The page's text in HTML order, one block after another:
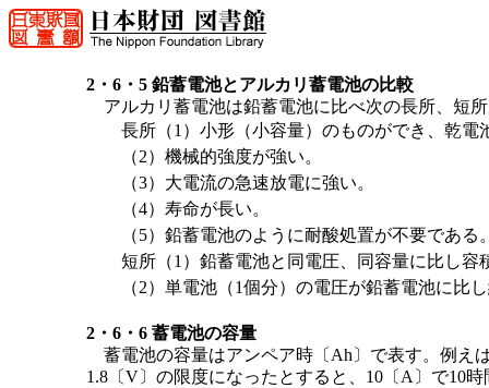
2・6・5 鉛蓄電池とアルカリ蓄電池の比較
アルカリ蓄電池は鉛蓄電池に比べ次の長所、短
長所（1）小形（小容量）のものができ、乾電
（2）機械的強度が強い。
（3）大電流の急速放電に強い。
（4）寿命が長い。
（5）鉛蓄電池のように耐酸処置が不要である
短所（1）鉛蓄電池と同電圧、同容量に比し容
（2）単電池（1個分）の電圧が鉛蓄電池に比
2・6・6 蓄電池の容量
蓄電池の容量はアンペア時〔Ah〕で表す。例え
1.8〔V〕の限度になったとすると、10〔A〕で10